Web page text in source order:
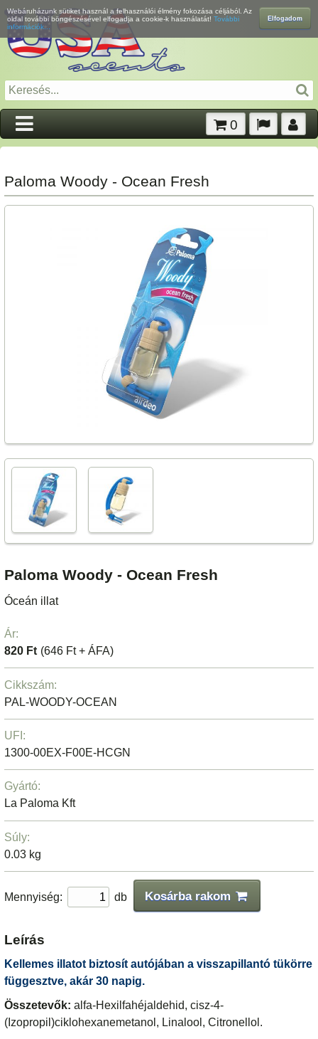
Elfogadom
Webáruházunk sütiket használ a felhasználói élmény fokozása céljából. Az
oldal további böngészésével elfogadja a cookie-k használatát! További
információk...
0
Paloma Woody - Ocean Fresh
Paloma Woody - Ocean Fresh
Óceán illat
Ár:
820 Ft (646 Ft + ÁFA)
Cikkszám:
PAL-WOODY-OCEAN
UFI:
1300-00EX-F00E-HCGN
Gyártó:
La Paloma Kft
Súly:
0.03 kg
Mennyiség: db Kosárba rakom
Leírás
Kellemes illatot biztosít autójában a visszapillantó tükörre
függesztve, akár 30 napig.
Összetevők: alfa-Hexilfahéjaldehid, cisz-4-
(Izopropil)ciklohexanemetanol, Linalool, Citronellol.